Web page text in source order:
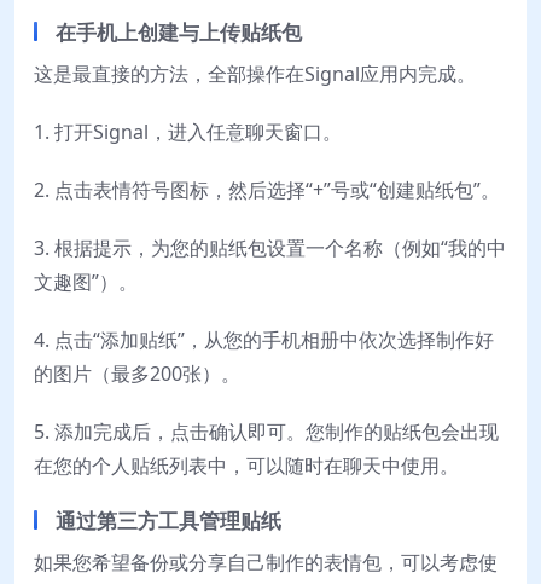
在手机上创建与上传贴纸包
这是最直接的方法，全部操作在Signal应用内完成。
1. 打开Signal，进入任意聊天窗口。
2. 点击表情符号图标，然后选择“+”号或“创建贴纸包”。
3. 根据提示，为您的贴纸包设置一个名称（例如“我的中
文趣图”）。
4. 点击“添加贴纸”，从您的手机相册中依次选择制作好
的图片（最多200张）。
5. 添加完成后，点击确认即可。您制作的贴纸包会出现
在您的个人贴纸列表中，可以随时在聊天中使用。
通过第三方工具管理贴纸
如果您希望备份或分享自己制作的表情包，可以考虑使